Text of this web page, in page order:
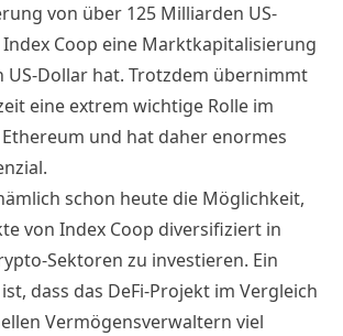
von über 125 Milliarden US-
Coop eine Marktkapitalisierung
US-Dollar hat. Trotzdem übernimmt
eine extrem wichtige Rolle im
und hat daher enormes
schon heute die Möglichkeit,
von Index Coop diversifiziert in
Sektoren zu investieren. Ein
dass das DeFi-Projekt im Vergleich
Vermögensverwaltern viel